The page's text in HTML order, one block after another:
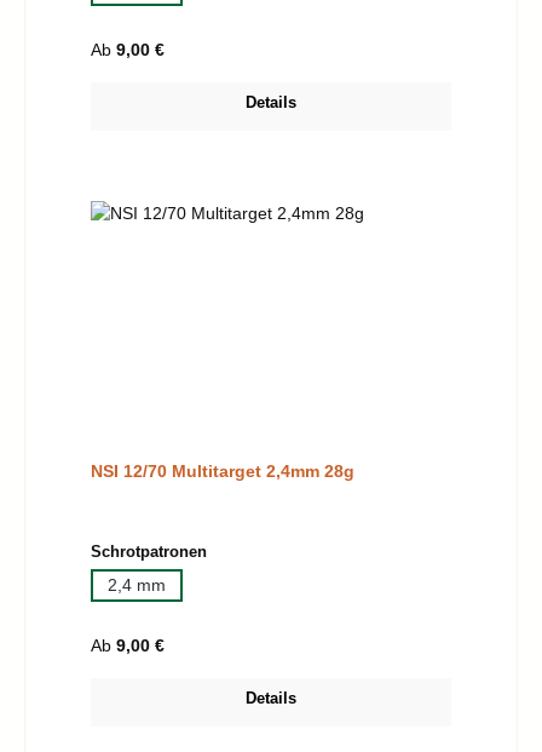
Regulärer Preis:
Ab 9,00 €
Details
NSI 12/70 Multitarget 2,4mm 28g
Schrotpatronenauswählen
2,4 mm
Regulärer Preis:
Ab 9,00 €
Details